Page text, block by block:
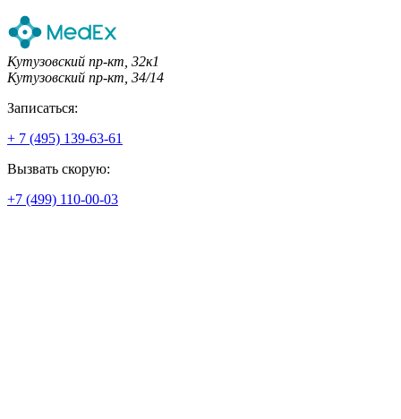
Кутузовский пр-кт, 32к1
Кутузовский пр-кт, 34/14
Записаться:
+ 7 (495) 139-63-61
Вызвать скорую:
+7 (499) 110-00-03